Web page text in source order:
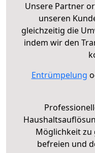
Unsere Partner
unseren
gleichzeitig die
indem wir den
Entrümpelung
Möglichkeit zu
befreien und